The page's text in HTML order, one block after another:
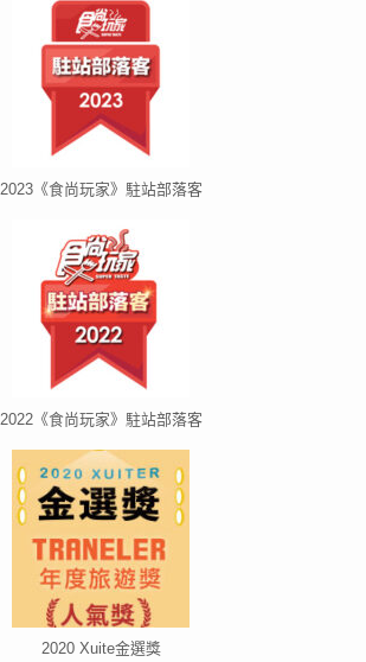
2023《食尚玩家》駐站部落客
2022《食尚玩家》駐站部落客
2020 Xuite金選獎